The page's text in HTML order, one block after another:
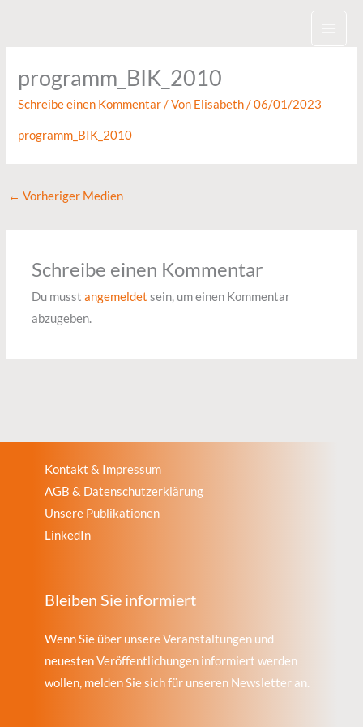
programm_BIK_2010
Schreibe einen Kommentar / Von Elisabeth/06/01/2023
programm_BIK_2010
← Vorheriger Medien
Schreibe einen Kommentar
Du musstangemeldet sein, um einen Kommentar
abzugeben.
Kontakt & Impressum
AGB & Datenschutzerklärung
Unsere Publikationen
LinkedIn
Bleiben Sie informiert
Wenn Sie über unsere Veranstaltungen und
neuesten Veröffentlichungen informiert werden
wollen, melden Sie sich für unseren Newsletter an.